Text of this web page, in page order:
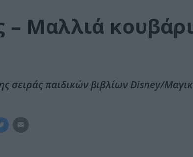
– Μαλλιά
σειράς παιδικών βιβλίων Disney/